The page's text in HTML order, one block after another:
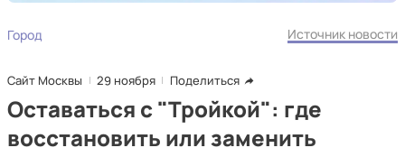
Город Источник новости
Сайт Москвы 29 ноября Поделиться
Оставаться с "Тройкой": где
восстановить или заменить